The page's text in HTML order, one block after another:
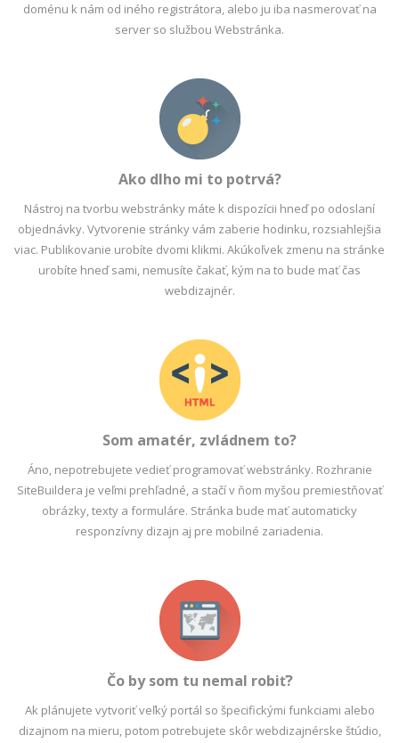
doménu k nám od iného registrátora, alebo ju iba nasmerovať na
server so službou Webstránka.
Ako dlho mi to potrvá?
Nástroj na tvorbu webstránky máte k dispozícii hneď po odoslaní
objednávky. Vytvorenie stránky vám zaberie hodinku, rozsiahlejšia
viac. Publikovanie urobíte dvomi klikmi. Akúkoľvek zmenu na stránke
urobíte hneď sami, nemusíte čakať, kým na to bude mať čas
webdizajnér.
Som amatér, zvládnem to?
Áno, nepotrebujete vedieť programovať webstránky. Rozhranie
SiteBuildera je veľmi prehľadné, a stačí v ňom myšou premiestňovať
obrázky, texty a formuláre. Stránka bude mať automaticky
responzívny dizajn aj pre mobilné zariadenia.
Čo by som tu nemal robiť?
Ak plánujete vytvoriť veľký portál so špecifickými funkciami alebo
dizajnom na mieru, potom potrebujete skôr webdizajnérske štúdio,